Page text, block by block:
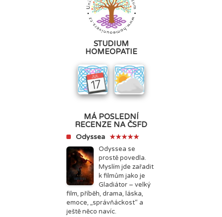
STUDIUM
HOMEOPATIE
MÁ POSLEDNÍ
RECENZE NA ČSFD
Odyssea ★★★★★
Odyssea se
prostě povedla.
Myslím jde zařadit
k filmům jako je
Gladiátor – velký
film, příběh, drama, láska,
emoce, „správňáckost“ a
ještě něco navíc.